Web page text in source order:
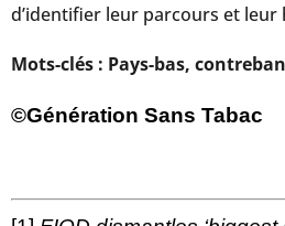
d’identifier leur parcours et leur
Mots-clés : Pays-bas,
©Génération Sans Tabac